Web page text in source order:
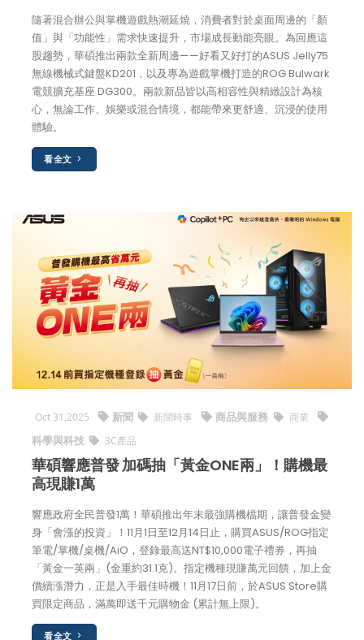
隨著混合辦公與掌機遊戲熱潮延燒，消費者對於桌面周邊的「顏
值」與「功能性」需求快速提升，市場成長動能亮眼。為回應這
股趨勢，華碩推出兩款全新周邊——好看又好打的ASUS Jelly75
無線機械式鍵盤KD201，以及專為遊戲掌機打造的ROG Bulwark
電競擴充基座 DG300。兩款新品皆以高相容性與精緻設計為核
心，無論工作、娛樂或混合情境，都能帶來更舒適、沉浸的使用
體驗。
看全文
Oct 31,2025 新聞 新聞時事 商品與服務 商業
科學與科技 3C產品
華碩響應普發 加碼抽「黃金ONE兩」！購機最
高現賺1萬
響應政府全民普發1萬！華碩推出年末最強購機檔期，讓普發金變
身「會漲的投資」！11月1日至12月14日止，購買ASUS/ROG指定
筆電/掌機/桌機/AiO，登錄最高送NT$10,000電子禮券，再抽
「黃金一英兩」(金重約31.1克)。指定機種現賺萬元回饋，加上金
價續漲潛力，正是入手最佳時機！11月17日前，於ASUS Store購
買限定商品，滿萬即送千元購物金 (累計無上限)。
看全文